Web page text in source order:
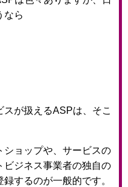
なら
が扱えるASPは、そこ
ショップや、サービスの
ビジネス事業者の独自の
するのが一般的です。